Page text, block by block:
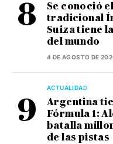
Se conoció
tradicional
Suiza tiene
del mundo
4 DE AGOSTO DE
ACTUALIDAD
Argentina
Fórmula 1:
batalla
de las pistas